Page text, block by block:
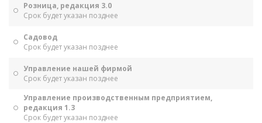
Розница, редакция 3.0
Срок будет указан позднее
Садовод
Срок будет указан позднее
Управление нашей фирмой
Срок будет указан позднее
Управление производственным предприятием,
редакция 1.3
Срок будет указан позднее